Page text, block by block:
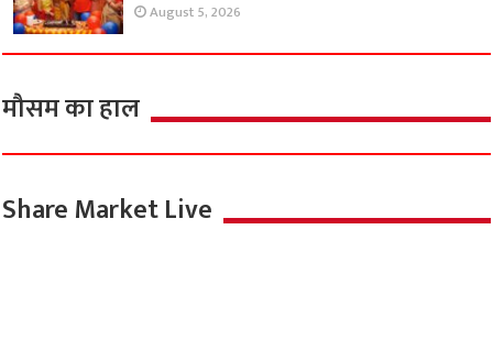
August 5, 2026
मौसम का हाल
Share Market Live